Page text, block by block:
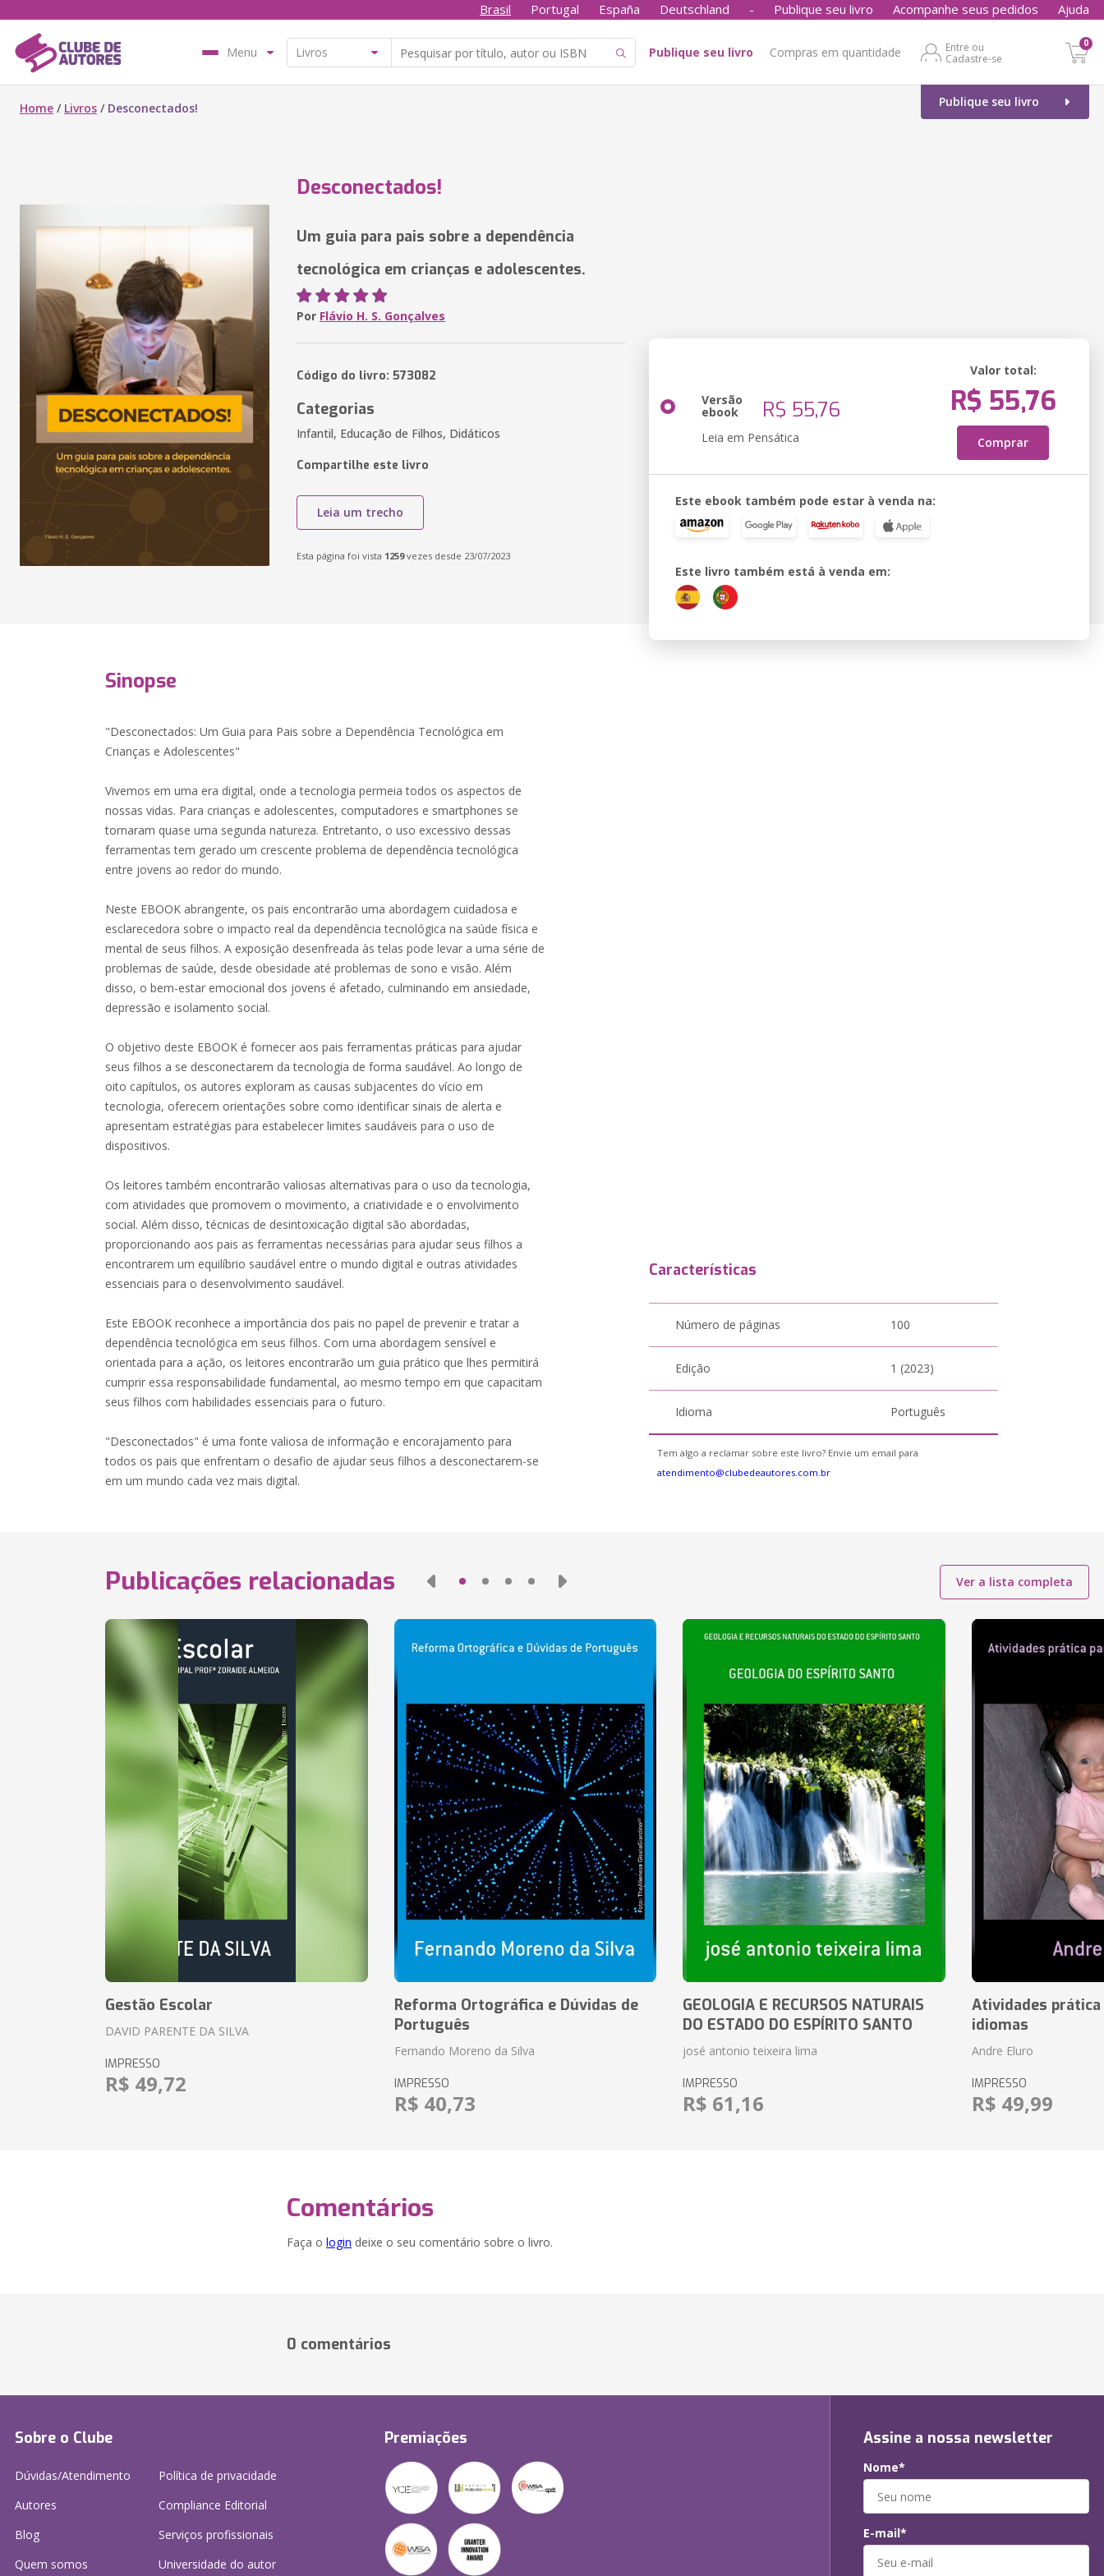
Brasil Portugal España Deutschland - Publique seu livro Acompanhe seus pedidos Ajuda
Menu Publique seu livro Compras em quantidade
Entre ou
Cadastre-se
0
Publique seu livro
Home / Livros / Desconectados!
Desconectados!
Um guia para pais sobre a dependência
tecnológica em crianças e adolescentes.
Por Flávio H. S. Gonçalves
Código do livro: 573082
Categorias
Infantil, Educação de Filhos, Didáticos
Compartilhe este livro
Leia um trecho
Esta página foi vista 1259vezes desde 23/07/2023
Versão
ebook R$ 55,76
Leia em Pensática
Valor total:
R$ 55,76
Comprar
Este ebook também pode estar à venda na:
Este livro também está à venda em:
Sinopse
"Desconectados: Um Guia para Pais sobre a Dependência Tecnológica em
Crianças e Adolescentes"
Vivemos em uma era digital, onde a tecnologia permeia todos os aspectos de
nossas vidas. Para crianças e adolescentes, computadores e smartphones se
tornaram quase uma segunda natureza. Entretanto, o uso excessivo dessas
ferramentas tem gerado um crescente problema de dependência tecnológica
entre jovens ao redor do mundo.
Neste EBOOK abrangente, os pais encontrarão uma abordagem cuidadosa e
esclarecedora sobre o impacto real da dependência tecnológica na saúde física e
mental de seus filhos. A exposição desenfreada às telas pode levar a uma série de
problemas de saúde, desde obesidade até problemas de sono e visão. Além
disso, o bem-estar emocional dos jovens é afetado, culminando em ansiedade,
depressão e isolamento social.
O objetivo deste EBOOK é fornecer aos pais ferramentas práticas para ajudar
seus filhos a se desconectarem da tecnologia de forma saudável. Ao longo de
oito capítulos, os autores exploram as causas subjacentes do vício em
tecnologia, oferecem orientações sobre como identificar sinais de alerta e
apresentam estratégias para estabelecer limites saudáveis para o uso de
dispositivos.
Os leitores também encontrarão valiosas alternativas para o uso da tecnologia,
com atividades que promovem o movimento, a criatividade e o envolvimento
social. Além disso, técnicas de desintoxicação digital são abordadas,
proporcionando aos pais as ferramentas necessárias para ajudar seus filhos a
encontrarem um equilíbrio saudável entre o mundo digital e outras atividades
essenciais para o desenvolvimento saudável.
Este EBOOK reconhece a importância dos pais no papel de prevenir e tratar a
dependência tecnológica em seus filhos. Com uma abordagem sensível e
orientada para a ação, os leitores encontrarão um guia prático que lhes permitirá
cumprir essa responsabilidade fundamental, ao mesmo tempo em que capacitam
seus filhos com habilidades essenciais para o futuro.
"Desconectados" é uma fonte valiosa de informação e encorajamento para
todos os pais que enfrentam o desafio de ajudar seus filhos a desconectarem-se
em um mundo cada vez mais digital.
Características
Número de páginas 100
Edição 1 (2023)
Idioma Português
Tem algo a reclamar sobre este livro? Envie um email para
atendimento@clubedeautores.com.br
Publicações relacionadas Ver a lista completa
Gestão Escolar
DAVID PARENTE DA SILVA
IMPRESSO
R$ 49,72
Reforma Ortográfica e Dúvidas de
Português
Fernando Moreno da Silva
IMPRESSO
R$ 40,73
GEOLOGIA E RECURSOS NATURAIS
DO ESTADO DO ESPÍRITO SANTO
josé antonio teixeira lima
IMPRESSO
R$ 61,16
Atividades
idiomas
Andre Eluro
IMPRESSO
R$ 49,99
Comentários
Faça o login deixe o seu comentário sobre o livro.
0 comentários
Sobre o Clube
Dúvidas/Atendimento
Autores
Blog
Quem somos
Política de privacidade
Compliance Editorial
Serviços profissionais
Universidade do autor
Premiações Assine a nossa newsletter
Nome*
E-mail*